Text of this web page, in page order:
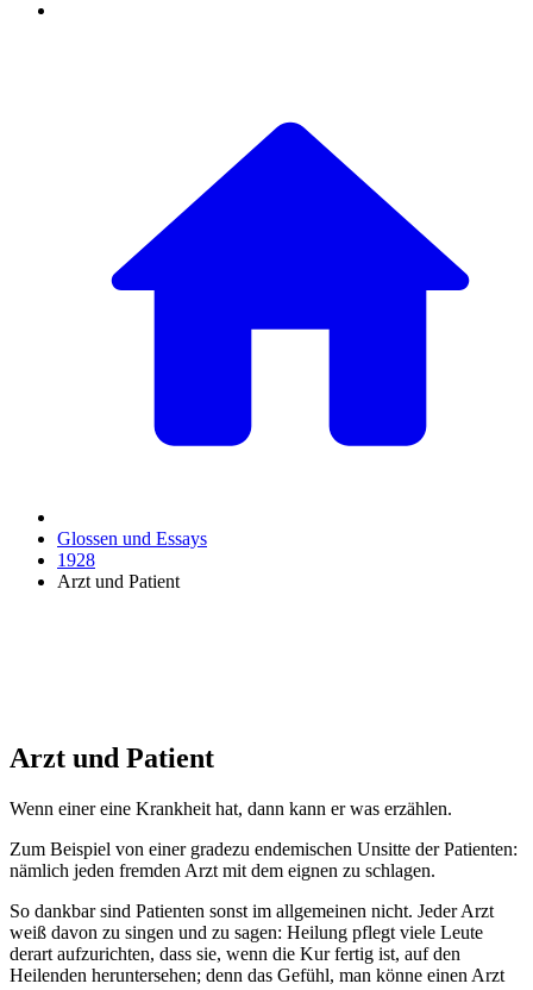
Glossen und Essays
1928
Arzt und Patient
Arzt und Patient
Wenn einer eine Krankheit hat, dann kann er was erzählen.
Zum Beispiel von einer gradezu endemischen Unsitte der Patienten:
nämlich jeden fremden Arzt mit dem eignen zu schlagen.
So dankbar sind Patienten sonst im allgemeinen nicht. Jeder Arzt
weiß davon zu singen und zu sagen: Heilung pflegt viele Leute
derart aufzurichten, dass sie, wenn die Kur fertig ist, auf den
Heilenden heruntersehen; denn das Gefühl, man könne einen Arzt